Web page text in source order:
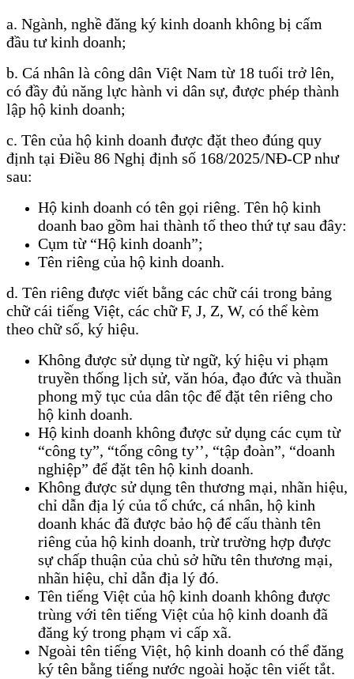
a. Ngành, nghề đăng ký kinh doanh không bị cấm
đầu tư kinh doanh;
b. Cá nhân là công dân Việt Nam từ 18 tuổi trở lên,
có đầy đủ năng lực hành vi dân sự, được phép thành
lập hộ kinh doanh;
c. Tên của hộ kinh doanh được đặt theo đúng quy
định tại Điều 86 Nghị định số 168/2025/NĐ-CP như
sau:
Hộ kinh doanh có tên gọi riêng. Tên hộ kinh
doanh bao gồm hai thành tố theo thứ tự sau đây:
Cụm từ “Hộ kinh doanh”;
Tên riêng của hộ kinh doanh.
d. Tên riêng được viết bằng các chữ cái trong bảng
chữ cái tiếng Việt, các chữ F, J, Z, W, có thể kèm
theo chữ số, ký hiệu.
Không được sử dụng từ ngữ, ký hiệu vi phạm
truyền thống lịch sử, văn hóa, đạo đức và thuần
phong mỹ tục của dân tộc để đặt tên riêng cho
hộ kinh doanh.
Hộ kinh doanh không được sử dụng các cụm từ
“công ty”, “tổng công ty’’, “tập đoàn”, “doanh
nghiệp” để đặt tên hộ kinh doanh.
Không được sử dụng tên thương mại, nhãn hiệu,
chỉ dẫn địa lý của tổ chức, cá nhân, hộ kinh
doanh khác đã được bảo hộ để cấu thành tên
riêng của hộ kinh doanh, trừ trường hợp được
sự chấp thuận của chủ sở hữu tên thương mại,
nhãn hiệu, chỉ dẫn địa lý đó.
Tên tiếng Việt của hộ kinh doanh không được
trùng với tên tiếng Việt của hộ kinh doanh đã
đăng ký trong phạm vi cấp xã.
Ngoài tên tiếng Việt, hộ kinh doanh có thể đăng
ký tên bằng tiếng nước ngoài hoặc tên viết tắt.